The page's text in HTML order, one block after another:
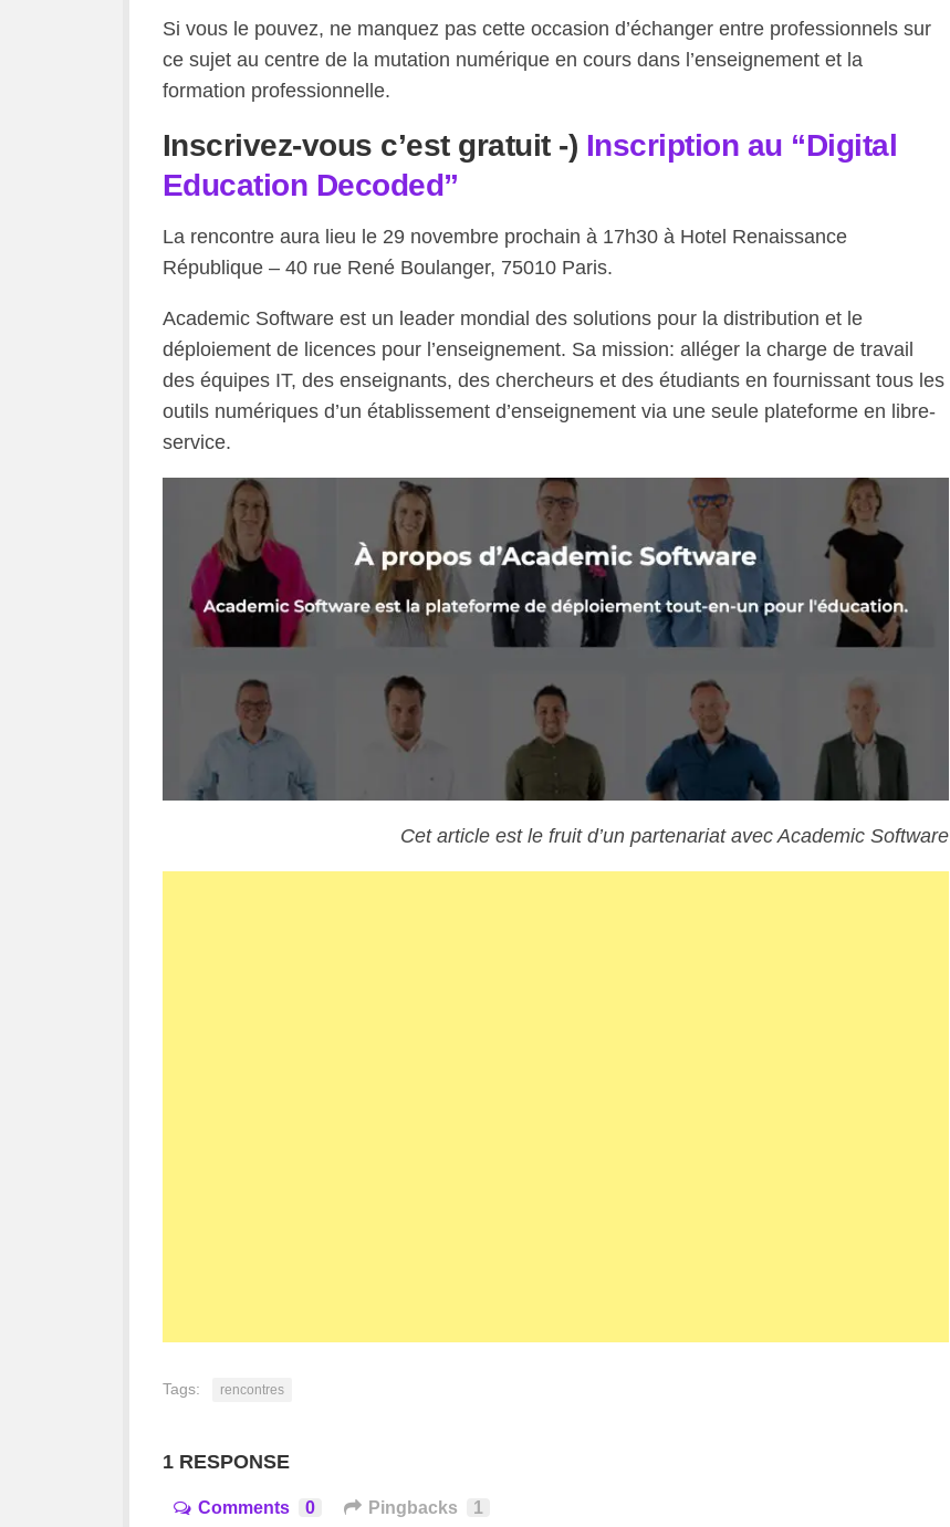
Si vous le pouvez, ne manquez pas cette occasion d’échanger entre professionnels sur
ce sujet au centre de la mutation numérique en cours dans l’enseignement et la
formation professionnelle.
Inscrivez-vous c’est gratuit -) Inscription au “Digital
Education Decoded”
La rencontre aura lieu le 29 novembre prochain à 17h30 à Hotel Renaissance
République – 40 rue René Boulanger, 75010 Paris.
Academic Software est un leader mondial des solutions pour la distribution et le
déploiement de licences pour l’enseignement. Sa mission: alléger la charge de travail
des équipes IT, des enseignants, des chercheurs et des étudiants en fournissant tous les
outils numériques d’un établissement d’enseignement via une seule plateforme en libre-
service.
Cet article est le fruit d’un partenariat avec Academic Software
Tags: rencontres
1 RESPONSE
Comments 0 Pingbacks 1